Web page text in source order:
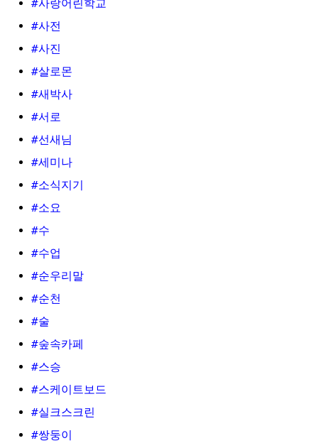
#사랑어린학교
#사전
#사진
#살로몬
#새박사
#서로
#선새님
#세미나
#소식지기
#소요
#수
#수업
#순우리말
#순천
#술
#숲속카페
#스승
#스케이트보드
#실크스크린
#쌍둥이